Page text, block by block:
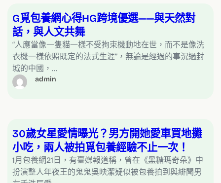
G覓包養網心得HG跨境優選——與天然對
話，與人文共舞
“人應當像一隻貓一樣不受拘束機動地在世，而不是像洗
衣機一樣依照既定的法式生涯”，無論是經過的事況過封
城的中國，…
admin
30歲女星愛情曝光？男方開她愛車買地攤
小吃，兩人被拍覓包養經驗不止一次！
1月包養網21日，有臺媒報道稱，曾在《黑糖瑪奇朵》中
扮演整人年夜王的鬼鬼吳映潔疑似被包養拍到與緋聞男